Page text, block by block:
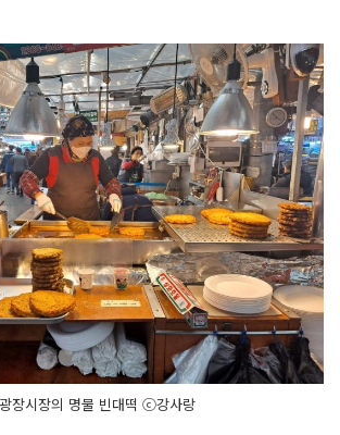
광장시장의 명물 빈대떡 ⓒ강사랑